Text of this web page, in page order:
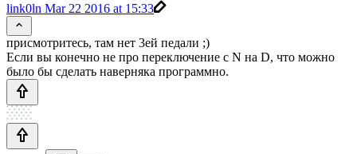
link0ln Mar 22 2016 at 15:33
присмотритесь, там нет 3ей педали ;)
Если вы конечно не про переключение с N на D, что можно
было бы сделать наверняка программно.